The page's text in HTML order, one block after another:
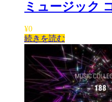
ミュージック
¥0
続きを読む